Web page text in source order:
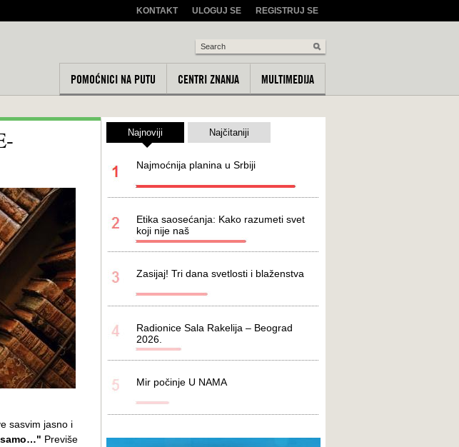
KONTAKT ULOGUJ SE REGISTRUJ SE
POMOĆNICI NA PUTU CENTRI ZNANJA MULTIMEDIJA
sasvim jasno i
samo…" Previše
Najnoviji Najčitaniji
Najmoćnija planina u Srbiji
Etika saosećanja: Kako razumeti svet
koji nije naš
Zasijaj! Tri dana svetlosti i blaženstva
Radionice Sala Rakelija – Beograd
2026.
Mir počinje U NAMA